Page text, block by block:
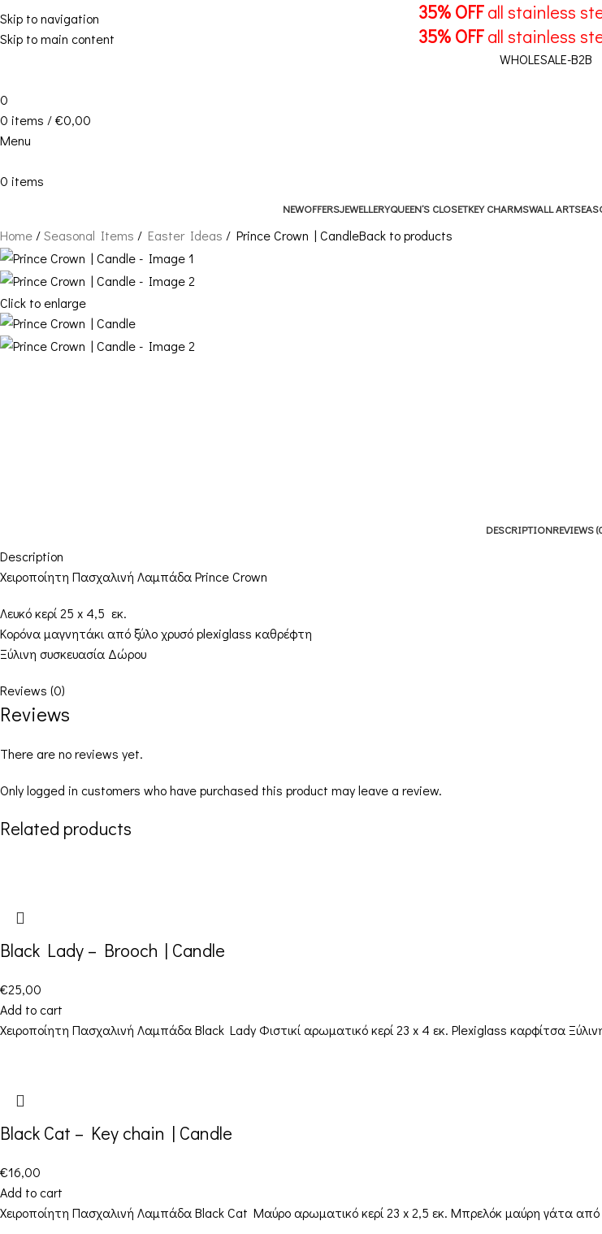
Skip to navigation
Skip to main content
35% OFFall stainless
35% OFFall stainless
WHOLESALE-B2B
0
0 items /€0,00
Menu
0 items
NEWOFFERSJEWELLERYQUEEN’S CLOSETKEY CHARMSWALL ART
Home Seasonal Items Easter Ideas Prince Crown | CandleBack to products
Click to enlarge
DESCRIPTIONREVIEWS
Description
Χειροποίητη Πασχαλινή Λαμπάδα Prince Crown
Λευκό κερί 25 x 4,5 εκ.
Κορόνα μαγνητάκι από ξύλο χρυσό plexiglass καθρέφτη
Ξύλινη συσκευασία Δώρου
Reviews (0)
Reviews
There are no reviews yet.
Only logged in customers who have purchased this product may leave a review.
Related products
Black Lady – Brooch | Candle
€25,00
Add to cart
Χειροποίητη Πασχαλινή Λαμπάδα Black Lady Φιστικί αρωματικό κερί 23 x 4 εκ. Plexiglass καρφίτσα
Black Cat – Key chain | Candle
€16,00
Add to cart
Χειροποίητη Πασχαλινή Λαμπάδα Black Cat Mαύρο αρωματικό κερί 23 x 2,5 εκ. Μπρελόκ μαύρη γάτα